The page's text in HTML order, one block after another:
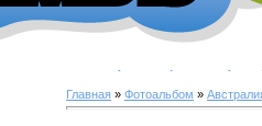
Главная » Фотоальбом »